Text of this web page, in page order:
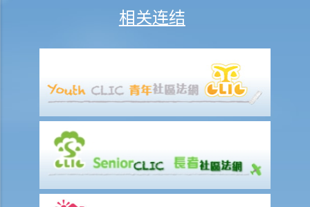
25. 我从一个美国网站下载了一些图像。要决定我是否侵犯版权，应该
在网页内加入超连结(hyperlink)，浏览者可经过超连结登入另一个网
页），这样做是否合法？
侵犯版权及允许的作为（获豁免侵权之行为）
A. 在这些模拟个案内，有关人等会否侵犯作品的版权？
1. 我借了一本书，而书中某些内容的版权已过期。如果我只影印含有这
些内容之那几页书，我会否仍然侵犯了这本书的版权？
2. 我是一名店东，我买了一只正版的音乐CD光碟。如果我在店内播放这
相关连结